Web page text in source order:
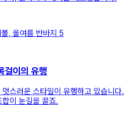
걸이의 유행
스러운 스타일이 유행하고 있습니다.
이 눈길을 끌죠.